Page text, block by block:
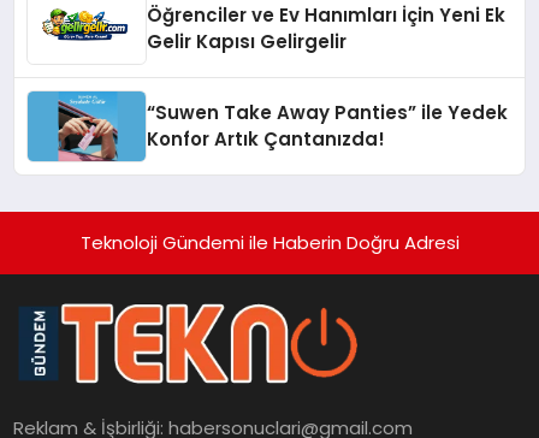
Öğrenciler ve Ev Hanımları İçin Yeni Ek
Gelir Kapısı Gelirgelir
“Suwen Take Away Panties” ile Yedek
Konfor Artık Çantanızda!
Teknoloji Gündemi ile Haberin Doğru Adresi
Reklam & İşbirliği:habersonuclari@gmail.com